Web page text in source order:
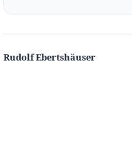
Rudolf Ebertshäuser